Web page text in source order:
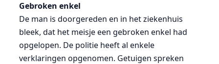
Gebroken enkel
De man is doorgereden en in het ziekenhuis
bleek, dat het meisje een gebroken enkel had
opgelopen. De politie heeft al enkele
verklaringen opgenomen. Getuigen spreken